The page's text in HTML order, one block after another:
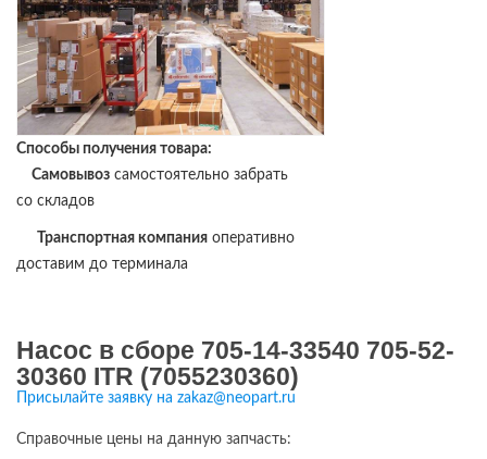
Способы получения товара:
Самовывоз самостоятельно забрать
со складов
Транспортная компания оперативно
доставим до терминала
Насос в сборе 705-14-33540 705-52-
30360 ITR (7055230360)
Присылайте заявку на zakaz@neopart.ru
Справочные цены на данную запчасть: